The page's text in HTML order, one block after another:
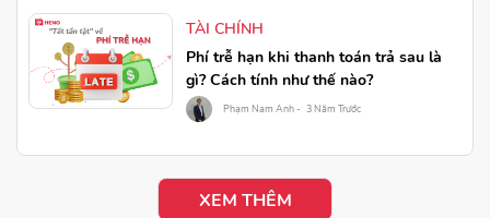
TÀI CHÍNH
Phí trễ hạn khi thanh toán trả sau là
gì? Cách tính như thế nào?
Phạm Nam Anh - 3 Năm Trước
XEM THÊM